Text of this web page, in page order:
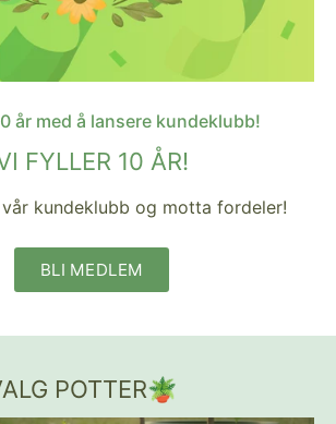
år med å lansere kundeklubb!
FYLLER 10 ÅR!
kundeklubb og motta fordeler!
BLI MEDLEM
POTTER🪴